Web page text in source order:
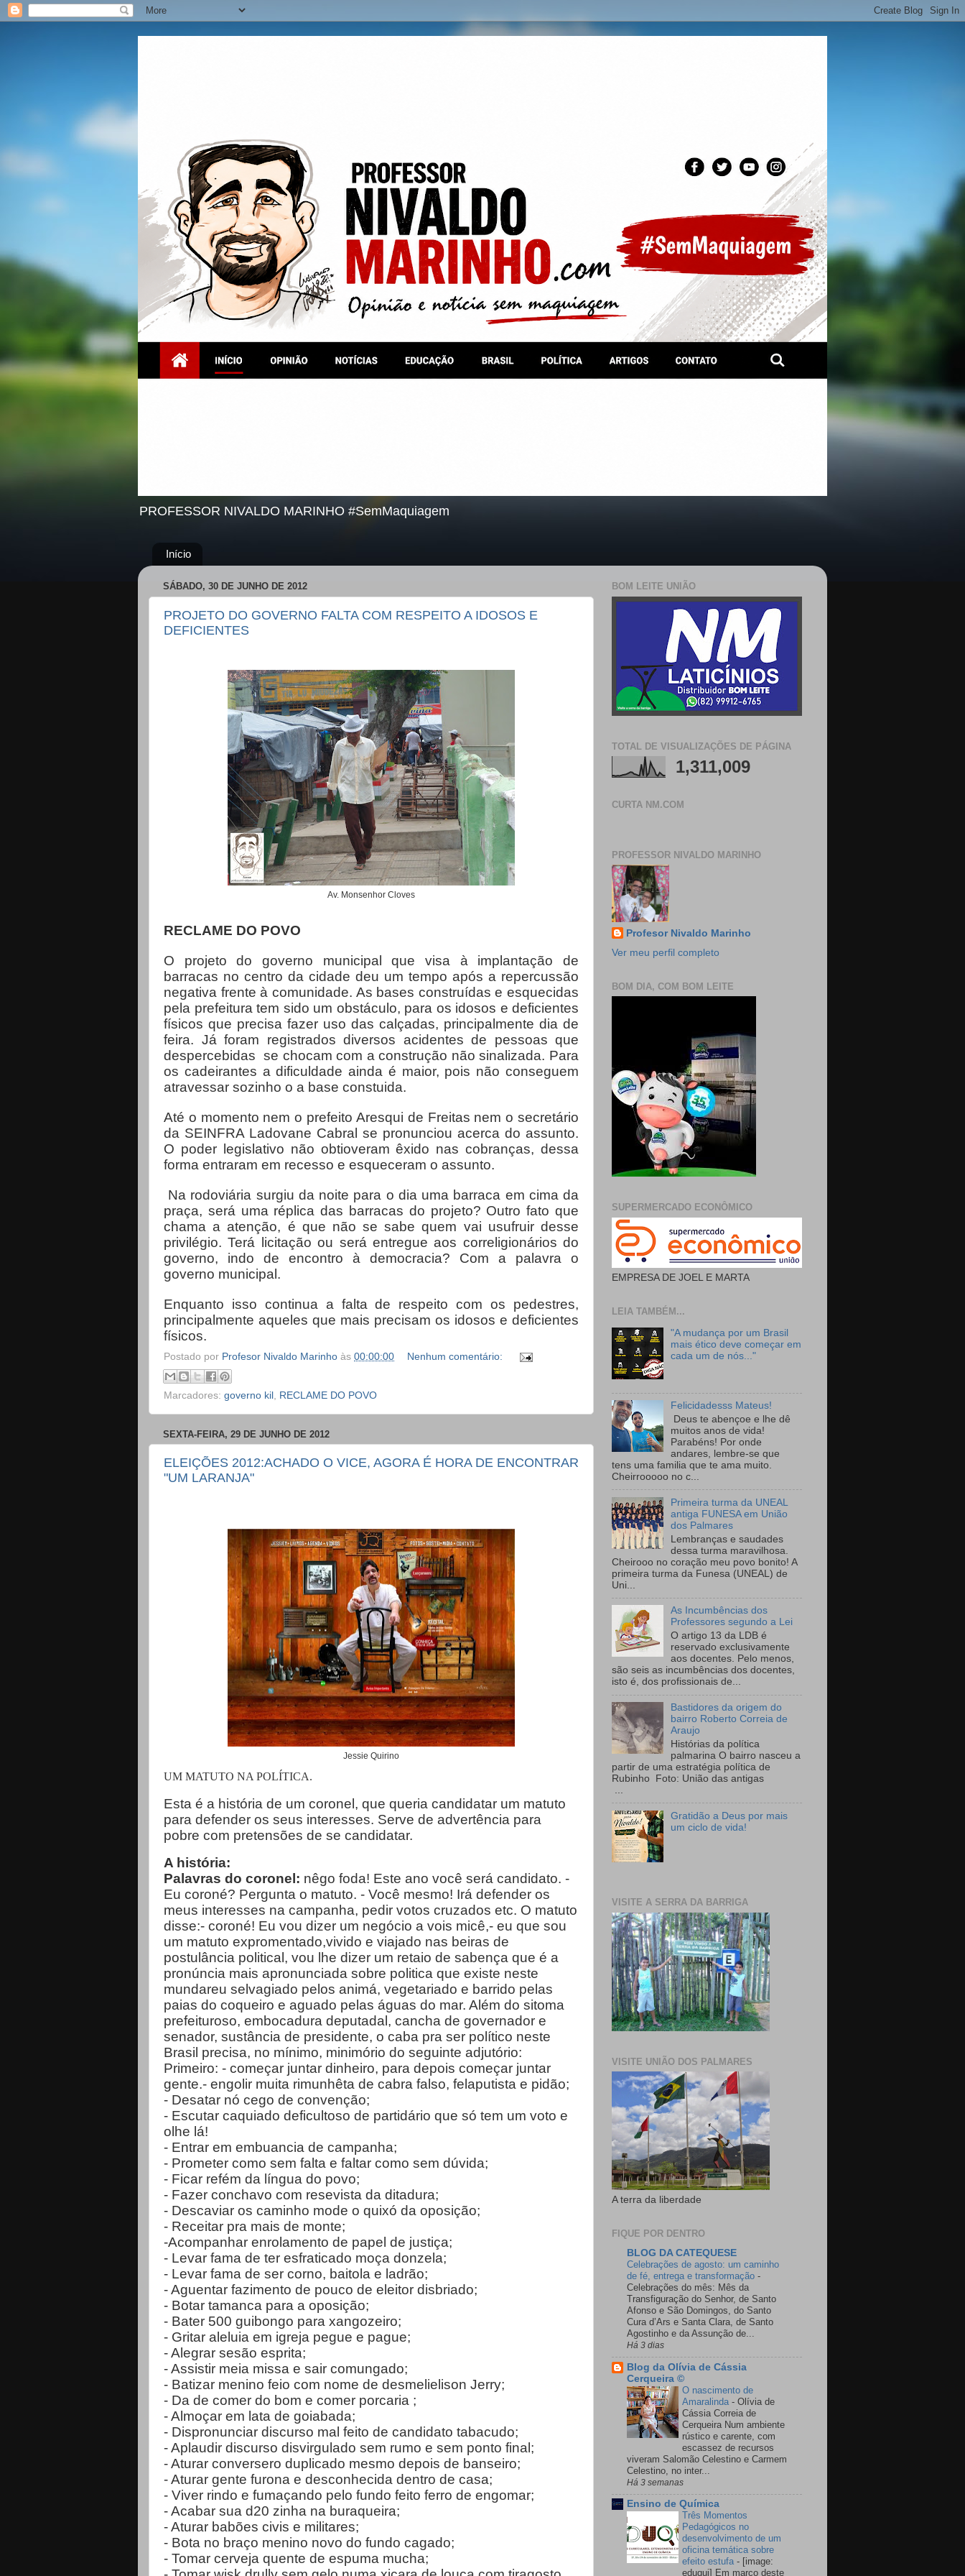
PROFESSOR NIVALDO MARINHO #SemMaquiagem
Início
SÁBADO, 30 DE JUNHO DE 2012
PROJETO DO GOVERNO FALTA COM RESPEITO A IDOSOS E
DEFICIENTES
Av. Monsenhor Cloves
RECLAME DO POVO
O projeto do governo municipal que visa à implantação de
barracas no centro da cidade deu um tempo após a repercussão
negativa frente à comunidade. As bases construídas e esquecidas
pela prefeitura tem sido um obstáculo, para os idosos e deficientes
físicos que precisa fazer uso das calçadas, principalmente dia de
feira. Já foram registrados diversos acidentes de pessoas que
despercebidas se chocam com a construção não sinalizada. Para
os cadeirantes a dificuldade ainda é maior, pois não conseguem
atravessar sozinho o a base constuida.
Até o momento nem o prefeito Aresqui de Freitas nem o secretário
da SEINFRA Ladovane Cabral se pronunciou acerca do assunto.
O poder legislativo não obtioveram êxido nas cobranças, dessa
forma entraram em recesso e esqueceram o assunto.
Na rodoviária surgiu da noite para o dia uma barraca em cima da
praça, será uma réplica das barracas do projeto? Outro fato que
chama a atenção, é que não se sabe quem vai usufruir desse
privilégio. Terá licitação ou será entregue aos correligionários do
governo, indo de encontro à democracia? Com a palavra o
governo municipal.
Enquanto isso continua a falta de respeito com os pedestres,
principalmente aqueles que mais precisam os idosos e deficientes
físicos.
Postado por Profesor Nivaldo Marinho às 00:00:00 Nenhum comentário:
Marcadores: governo kil RECLAME DO POVO
SEXTA-FEIRA, 29 DE JUNHO DE 2012
ELEIÇÕES 2012:ACHADO O VICE, AGORA É HORA DE ENCONTRAR
"UM LARANJA"
Jessie Quirino
UM MATUTO NA POLÍTICA.
Esta é a história de um coronel, que queria candidatar um matuto
para defender os seus interesses. Serve de advertência para
pobre com pretensões de se candidatar.
A história:
Palavras do coronel: nêgo foda! Este ano você será candidato. -
Eu coroné? Pergunta o matuto. - Você mesmo! Irá defender os
meus interesses na campanha, pedir votos cruzados etc. O matuto
disse:- coroné! Eu vou dizer um negócio a vois micê,- eu que sou
um matuto expromentado,vivido e viajado nas beiras de
postulância political, vou lhe dizer um retaio de sabença que é a
pronúncia mais apronunciada sobre politica que existe neste
mundareu selvagiado pelos animá, vegetariado e barrido pelas
paias do coqueiro e aguado pelas águas do mar. Além do sitoma
prefeituroso, embocadura deputadal, cancha de governador e
senador, sustância de presidente, o caba pra ser político neste
Brasil precisa, no mínimo, minimório do seguinte adjutório:
Primeiro: - começar juntar dinheiro, para depois começar juntar
gente.- engolir muita rimunhêta de cabra falso, felaputista e pidão;
- Desatar nó cego de convenção;
- Escutar caquiado deficultoso de partidário que só tem um voto e
olhe lá!
- Entrar em embuancia de campanha;
- Prometer como sem falta e faltar como sem dúvida;
- Ficar refém da língua do povo;
- Fazer conchavo com resevista da ditadura;
- Descaviar os caminho mode o quixó da oposição;
- Receitar pra mais de monte;
-Acompanhar enrolamento de papel de justiça;
- Levar fama de ter esfraticado moça donzela;
- Levar fama de ser corno, baitola e ladrão;
- Aguentar fazimento de pouco de eleitor disbriado;
- Botar tamanca para a oposição;
- Bater 500 guibongo para xangozeiro;
- Gritar aleluia em igreja pegue e pague;
- Alegrar sesão esprita;
- Assistir meia missa e sair comungado;
- Batizar menino feio com nome de desmelielison Jerry;
- Da de comer do bom e comer porcaria ;
- Almoçar em lata de goiabada;
- Dispronunciar discurso mal feito de candidato tabacudo;
- Aplaudir discurso disvirgulado sem rumo e sem ponto final;
- Aturar conversero duplicado mesmo depois de banseiro;
- Aturar gente furona e desconhecida dentro de casa;
- Viver rindo e fumaçando pelo fundo feito ferro de engomar;
- Acabar sua d20 zinha na buraqueira;
- Aturar babões civis e militares;
- Bota no braço menino novo do fundo cagado;
- Tomar cerveja quente de espuma mucha;
BOM LEITE UNIÃO
TOTAL DE VISUALIZAÇÕES DE PÁGINA
1,311,009
CURTA NM.COM
PROFESSOR NIVALDO MARINHO
Profesor Nivaldo Marinho
Ver meu perfil completo
BOM DIA, COM BOM LEITE
SUPERMERCADO ECONÔMICO
EMPRESA DE JOEL E MARTA
LEIA TAMBÉM...
"A mudança por um Brasil
mais ético deve começar em
cada um de nós..."
Felicidadesss Mateus!
Deus te abençoe e lhe dê
muitos anos de vida!
Parabéns! Por onde
andares, lembre-se que
tens uma familia que te ama muito.
Cheirrooooo no c...
Primeira turma da UNEAL
antiga FUNESA em União
dos Palmares
Lembranças e saudades
dessa turma maravilhosa.
Cheirooo no coração meu povo bonito! A
primeira turma da Funesa (UNEAL) de
Uni...
As Incumbências dos
Professores segundo a Lei
O artigo 13 da LDB é
reservado exclusivamente
aos docentes. Pelo menos,
são seis as incumbências dos docentes,
isto é, dos profissionais de...
Bastidores da origem do
bairro Roberto Correia de
Araujo
Histórias da política
palmarina O bairro nasceu a
partir de uma estratégia política de
Rubinho Foto: União das antigas
Gratidão a Deus por mais
um ciclo de vida!
VISITE A SERRA DA BARRIGA
VISITE UNIÃO DOS PALMARES
A terra da liberdade
FIQUE POR DENTRO
BLOG DA CATEQUESE
Celebrações de agosto: um caminho
de fé, entrega e transformação -
Celebrações do mês: Mês da
Transfiguração do Senhor, de Santo
Afonso e São Domingos, do Santo
Cura d’Ars e Santa Clara, de Santo
Agostinho e da Assunção de...
Há 3 dias
Blog da Olívia de Cássia
Cerqueira ©
O nascimento de
Amaralinda - Olívia de
Cássia Correia de
Cerqueira Num ambiente
rústico e carente, com
escassez de recursos
viveram Salomão Celestino e Carmem
Celestino, no inter...
Há 3 semanas
Ensino de Química
Três Momentos
Pedagógicos no
desenvolvimento de um
oficina temática sobre
efeito estufa - [image:
eduqui] Em março deste